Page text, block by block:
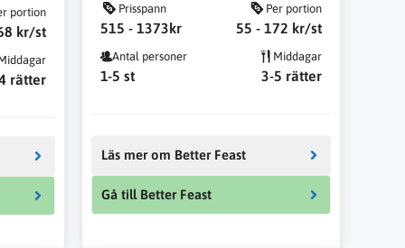
portion
kr/st
rätter
Prisspann
515 - 1373kr
Per portion
55 - 172 kr/st
Antal personer
1-5 st
Middagar
3-5 rätter
Läs mer om Better Feast
Gå till Better Feast